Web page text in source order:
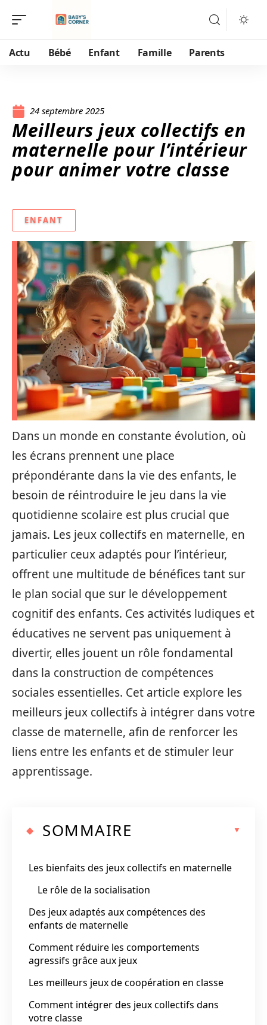
Actu Bébé Enfant Famille Parents
24 septembre 2025
Meilleurs jeux collectifs en
maternelle pour l’intérieur
pour animer votre classe
ENFANT
Dans un monde en constante évolution, où
les écrans prennent une place
prépondérante dans la vie des enfants, le
besoin de réintroduire le jeu dans la vie
quotidienne scolaire est plus crucial que
jamais. Les jeux collectifs en maternelle, en
particulier ceux adaptés pour l’intérieur,
offrent une multitude de bénéfices tant sur
le plan social que sur le développement
cognitif des enfants. Ces activités ludiques et
éducatives ne servent pas uniquement à
divertir, elles jouent un rôle fondamental
dans la construction de compétences
sociales essentielles. Cet article explore les
meilleurs jeux collectifs à intégrer dans votre
classe de maternelle, afin de renforcer les
liens entre les enfants et de stimuler leur
apprentissage.
SOMMAIRE
Les bienfaits des jeux collectifs en maternelle
Le rôle de la socialisation
Des jeux adaptés aux compétences des
enfants de maternelle
Comment réduire les comportements
agressifs grâce aux jeux
Les meilleurs jeux de coopération en classe
Comment intégrer des jeux collectifs dans
votre classe